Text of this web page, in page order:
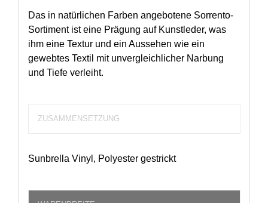
Das in natürlichen Farben angebotene Sorrento-
Sortiment ist eine Prägung auf Kunstleder, was
ihm eine Textur und ein Aussehen wie ein
gewebtes Textil mit unvergleichlicher Narbung
und Tiefe verleiht.
ZUSAMMENSETZUNG
Sunbrella Vinyl, Polyester gestrickt